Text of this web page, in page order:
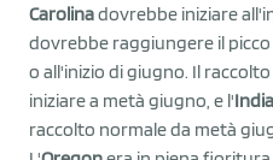
Carolinadovrebbe iniziare
dovrebbe raggiungere il
o all'inizio di giugno. Il
iniziare a metà giugno, e l'
raccolto normale da metà